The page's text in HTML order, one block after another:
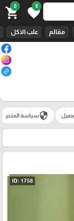
0
favorite
0
shopping_cart
مقالم علب الاكل
securityسياسة المتجر